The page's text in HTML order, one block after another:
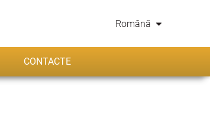
Română
CONTACTE